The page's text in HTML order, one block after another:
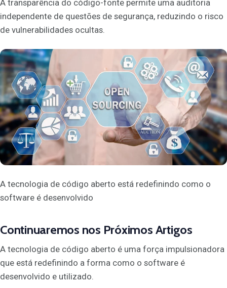
A transparência do código-fonte permite uma auditoria
independente de questões de segurança, reduzindo o risco
de vulnerabilidades ocultas.
A tecnologia de código aberto está redefinindo como o
software é desenvolvido
Continuaremos nos Próximos Artigos
A tecnologia de código aberto é uma força impulsionadora
que está redefinindo a forma como o software é
desenvolvido e utilizado.